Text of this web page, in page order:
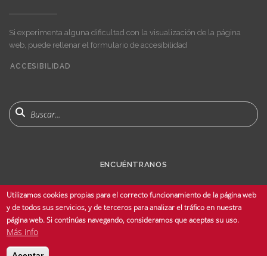
Si experimenta alguna dificultad con la visualización de la página
web, puede rellenar el formulario de accesibilidad
menu
ACCESIBILIDAD
Buscar
ENCUÉNTRANOS
© Copyright 2025 Universidad de Sevilla - Todos los derechos reservados -
Utilizamos cookies propias para el correcto funcionamiento de la página web
y de todos sus servicios, y de terceros para analizar el tráfico en nuestra
página web. Si continúas navegando, consideramos que aceptas su uso.
Más info